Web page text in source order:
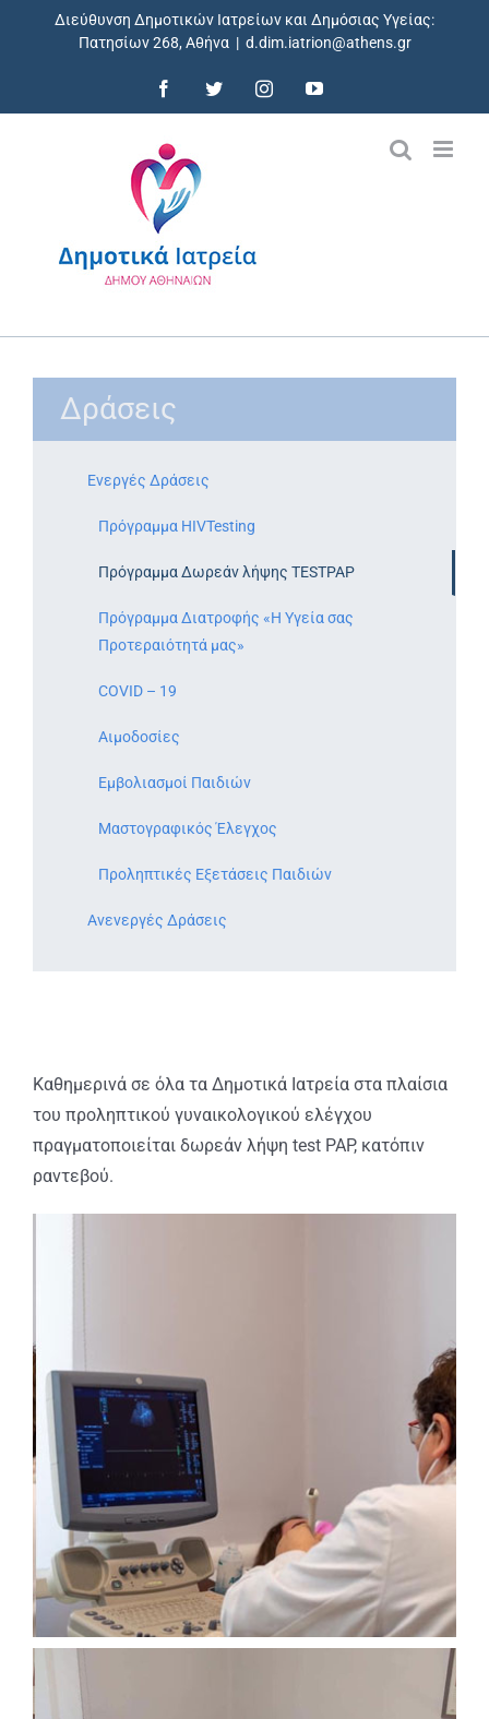
Διεύθυνση Δημοτικών Ιατρείων και Δημόσιας Υγείας:
Πατησίων 268, Αθήνα | d.dim.iatrion@athens.gr
FacebookTwitterInstagramYouTube
Δράσεις
Ενεργές Δράσεις
Πρόγραμμα HIVTesting
Πρόγραμμα Δωρεάν λήψης TESTPAP
Πρόγραμμα Διατροφής «Η Υγεία σας
Προτεραιότητά μας»
COVID – 19
Αιμοδοσίες
Εμβολιασμοί Παιδιών
Μαστογραφικός Έλεγχος
Προληπτικές Εξετάσεις Παιδιών
Ανενεργές Δράσεις
Καθημερινά σε όλα τα Δημοτικά Ιατρεία στα πλαίσια
του προληπτικού γυναικολογικού ελέγχου
πραγματοποιείται δωρεάν λήψη test PAP, κατόπιν
ραντεβού.